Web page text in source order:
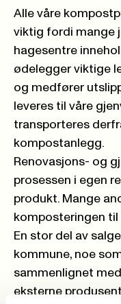
Alle våre
viktig fordi mange
hagesentre
ødelegger viktige
og medfører
leveres til våre
transporteres
kompostanlegg.
Renovasjons- og
prosessen i egen
produkt. Mange
komposteringen til
En stor del av
kommune, noe
sammenlignet
eksterne